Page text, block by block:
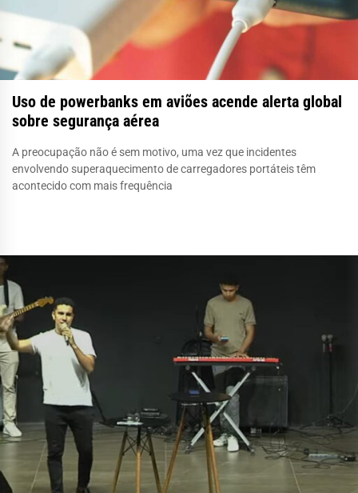
Uso de powerbanks em aviões acende alerta global
sobre segurança aérea
A preocupação não é sem motivo, uma vez que incidentes
envolvendo superaquecimento de carregadores portáteis têm
acontecido com mais frequência